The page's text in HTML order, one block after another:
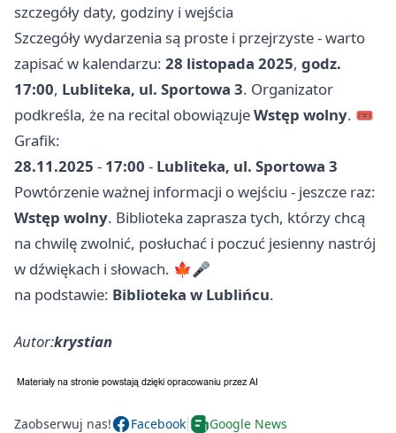
szczegóły daty, godziny i wejścia
Szczegóły wydarzenia są proste i przejrzyste - warto
zapisać w kalendarzu: 28 listopada 2025, godz.
17:00, Lubliteka, ul. Sportowa 3. Organizator
podkreśla, że na recital obowiązujeWstęp wolny. 🎟️
Grafik:
28.11.2025 - 17:00 - Lubliteka, ul. Sportowa 3
Powtórzenie ważnej informacji o wejściu - jeszcze raz:
Wstęp wolny. Biblioteka zaprasza tych, którzy chcą
na chwilę zwolnić, posłuchać i poczuć jesienny nastrój
w dźwiękach i słowach. 🍁🎤
na podstawie: Biblioteka w Lublińcu.
Autor:krystian
Zaobserwuj nas! Facebook Google News